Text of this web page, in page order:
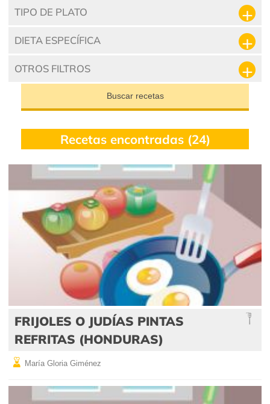
TIPO DE PLATO
DIETA ESPECÍFICA
OTROS FILTROS
Buscar recetas
Recetas encontradas (24)
FRIJOLES O JUDÍAS PINTAS
REFRITAS (HONDURAS)
María Gloria Giménez